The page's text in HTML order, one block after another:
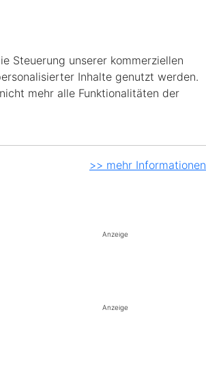
Steuerung unserer kommerziellen
Inhalte genutzt werden.
mehr alle Funktionalitäten der
>> mehr Informationen
Anzeige
Anzeige